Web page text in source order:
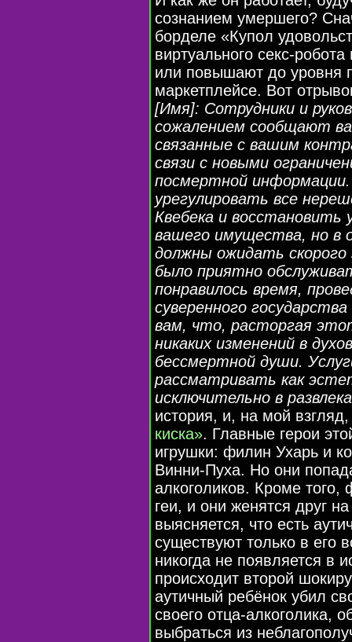
сознанием умершего?
борделе «Купол
виртуального секс-
или повышают до уровня
маркетплейсе. Вот
[Имя]: Сотрудники и
сожалением сообщают
связанные с вашим
связи с новыми
посмертной
урегулировать все
Квебека и восстановить
вашего имущества, но в
должны ожидать
было приятно
понравилось время,
суверенного
вам, что, расторгая
никаких изменений в
бессмертной души.
рассматривать как
исключительно в
история, и, на мой
киска». Главные герои
игрушки: филин Ухарь и
Винни-Пуха. Но они
алкоголиков. Кроме
геи, и они женятся друг
выясняется, что есть
существуют только в его
никогда не появляется в
происходит второй
аутичный ребёнок убил
своего отца-алкоголика,
выбраться из